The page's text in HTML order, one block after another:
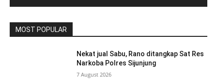
MOST POPULAR
Nekat jual Sabu, Rano ditangkap Sat Res
Narkoba Polres Sijunjung
7 August 2026